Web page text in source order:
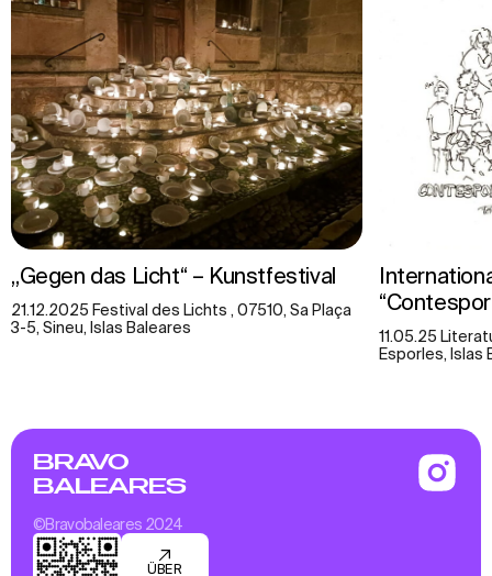
„Gegen das Licht“ – Kunstfestival
21.12.2025 Festival des Lichts , 07510, Sa Plaça
3-5, Sineu, Islas Baleares
11.05.25
Esporles, Islas
BRAVO
BALEARES
©Bravobaleares 2024
ÜBER